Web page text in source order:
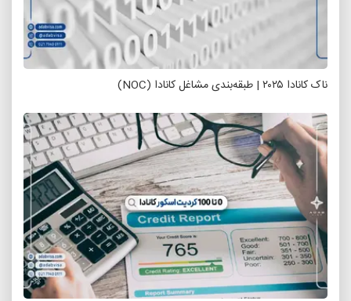
ناک کانادا ۲۰۲۵ | طبقه‌بندی مشاغل کانادا (NOC)